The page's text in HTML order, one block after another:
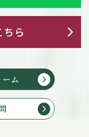
ちら
ム